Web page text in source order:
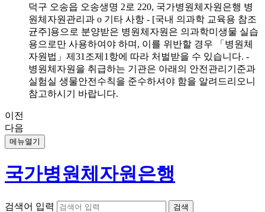
덕구 오송읍 오송생명 2로 220, 국가병원체자원은행 병
원체자원관리과 o 기타 사항 - [국내 의과학 교육용 참조
균주]용으로 분양받은 병원체자원은 의과학미생물 실습
용으로만 사용하여야 하며, 이를 위반할 경우 「병원체
자원법」제31조제1항에 따라 처벌받을 수 있습니다. -
병원체자원을 취급하는 기관은 아래의 안전관리기준과
실험실 생물안전수칙을 준수하셔야 함을 알려드리오니
참고하시기 바랍니다.
이전
다음
메뉴열기
국가병원체자원은행
검색어 입력